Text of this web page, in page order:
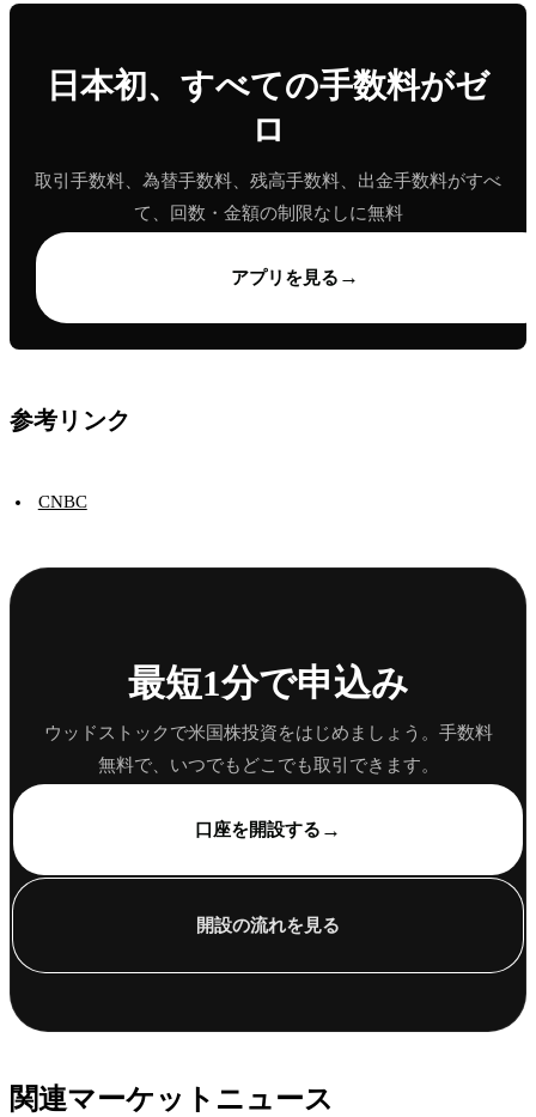
日本初、すべての手数料がゼ
ロ
取引手数料、為替手数料、残高手数料、出金手数料がすべ
て、回数・金額の制限なしに無料
アプリを見る →
参考リンク
CNBC
最短1分で申込み
ウッドストックで米国株投資をはじめましょう。手数料
無料で、いつでもどこでも取引できます。
口座を開設する →
開設の流れを見る
関連マーケットニュース